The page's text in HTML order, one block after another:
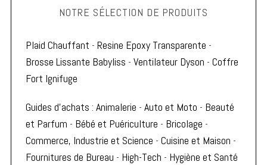
NOTRE SÉLECTION DE PRODUITS
Plaid Chauffant - Resine Epoxy Transparente -
Brosse Lissante Babyliss - Ventilateur Dyson - Coffre
Fort Ignifuge
Guides d'achats : Animalerie - Auto et Moto - Beauté
et Parfum - Bébé et Puériculture - Bricolage -
Commerce, Industrie et Science - Cuisine et Maison -
Fournitures de Bureau - High-Tech - Hygiène et Santé